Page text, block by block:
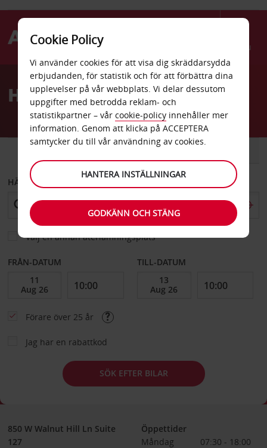
Menu
AvisHyrbil Irving
BIL
HÄMTA FRÅN
Välj en annan återlämningsplats
FRÅN-DATUM TILL-DATUM
Förare över 25 år
Jag har en rabattkod
SÖK EFTER BILAR
850 W Walnut Hill Ln Suite
127
Öppettider
Måndag
07:30 - 18:00
Cookie Policy
Vi använder cookies för att visa dig skräddarsydda
erbjudanden, för statistik och för att förbättra dina
upplevelser på vår webbplats. Vi delar dessutom
uppgifter med betrodda reklam- och
statistikpartner – vår cookie-policy innehåller mer
information. Genom att klicka på ACCEPTERA
samtycker du till vår användning av cookies.
HANTERA INSTÄLLNINGAR
GODKÄNN OCH STÄNG